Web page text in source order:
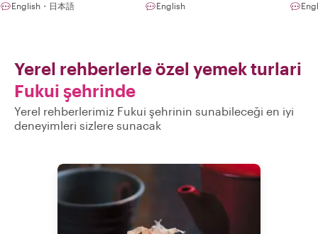
English・日本語 English
Yerel rehberlerle özel yemek turlari
Fukui şehrinde
Yerel rehberlerimiz Fukui şehrinin sunabileceği en iyi
deneyimleri sizlere sunacak